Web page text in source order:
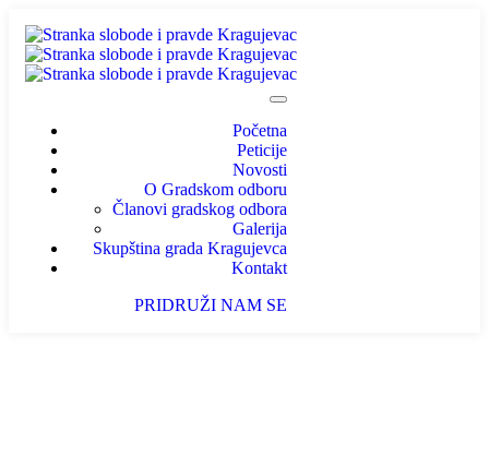
Početna
Peticije
Novosti
O Gradskom odboru
Članovi gradskog odbora
Galerija
Skupština grada Kragujevca
Kontakt
PRIDRUŽI NAM SE